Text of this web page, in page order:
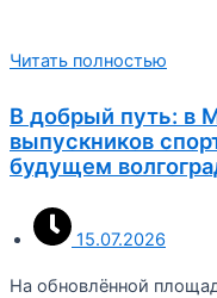
Читать полностью
В добрый путь: в
выпускников
будущем
15.07.2026
На обновлённой